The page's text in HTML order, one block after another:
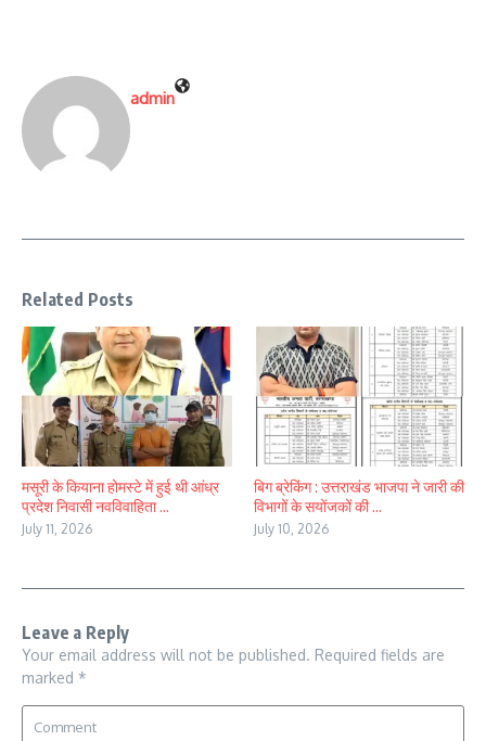
admin
Related Posts
मसूरी के कियाना होमस्टे में हुई थी आंध्र
प्रदेश निवासी नवविवाहिता ...
July 11, 2026
बिग ब्रेकिंग : उत्तराखंड भाजपा ने जारी की
विभागों के सयोंजकों की ...
July 10, 2026
Leave a Reply
Your email address will not be published. Required fields are
marked *